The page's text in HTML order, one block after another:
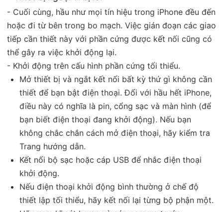
- Cuối cùng, hầu như mọi tín hiệu trong iPhone đều đến
hoặc đi từ bên trong bo mạch. Việc gián đoạn các giao
tiếp cần thiết này với phần cứng được kết nối cũng có
thể gây ra việc khởi động lại.
- Khởi động trên cấu hình phần cứng tối thiểu.
Mở thiết bị và ngắt kết nối bất kỳ thứ gì không cần
thiết để bạn bật điện thoại. Đối với hầu hết iPhone,
điều này có nghĩa là pin, cổng sạc và màn hình (để
bạn biết điện thoại đang khởi động). Nếu bạn
không chắc chắn cách mở điện thoại, hãy kiểm tra
Trang hướng dẫn.
Kết nối bộ sạc hoặc cáp USB để nhắc điện thoại
khởi động.
Nếu điện thoại khởi động bình thường ở chế độ
thiết lập tối thiểu, hãy kết nối lại từng bộ phận một.